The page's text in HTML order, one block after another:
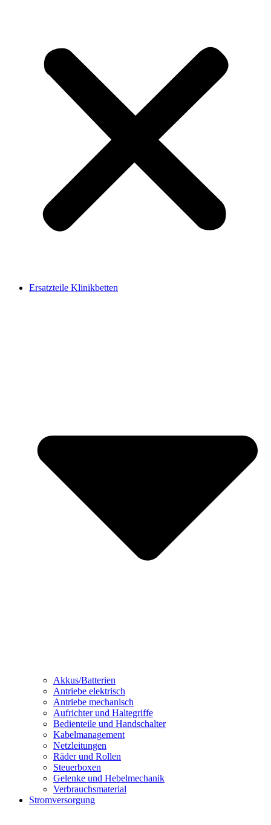
Ersatzteile Klinikbetten
Akkus/Batterien
Antriebe elektrisch
Antriebe mechanisch
Aufrichter und Haltegriffe
Bedienteile und Handschalter
Kabelmanagement
Netzleitungen
Räder und Rollen
Steuerboxen
Gelenke und Hebelmechanik
Verbrauchsmaterial
Stromversorgung